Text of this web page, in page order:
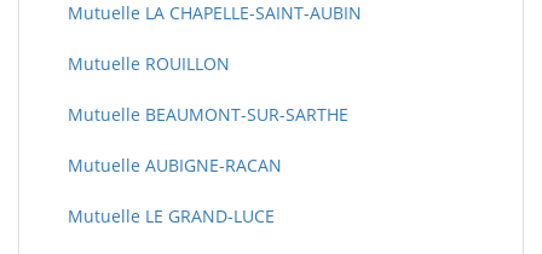
Mutuelle LA CHAPELLE-SAINT-AUBIN
Mutuelle ROUILLON
Mutuelle BEAUMONT-SUR-SARTHE
Mutuelle AUBIGNE-RACAN
Mutuelle LE GRAND-LUCE